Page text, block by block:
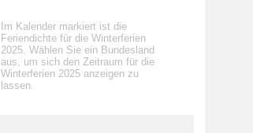
Im Kalender markiert ist die
Feriendichte für die Winterferien
2025. Wählen Sie ein Bundesland
aus, um sich den Zeitraum für die
Winterferien 2025 anzeigen zu
lassen.